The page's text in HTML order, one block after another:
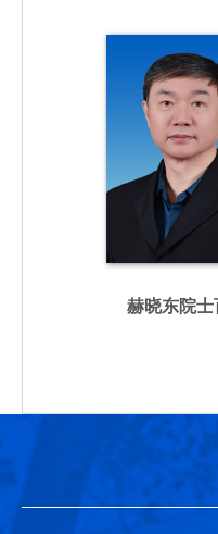
赫晓东院士